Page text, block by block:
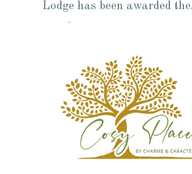
Lodge has been awarded the
TripAdvisor “Travellers’ Choice